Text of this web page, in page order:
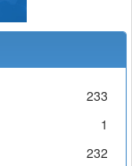
233
1
232